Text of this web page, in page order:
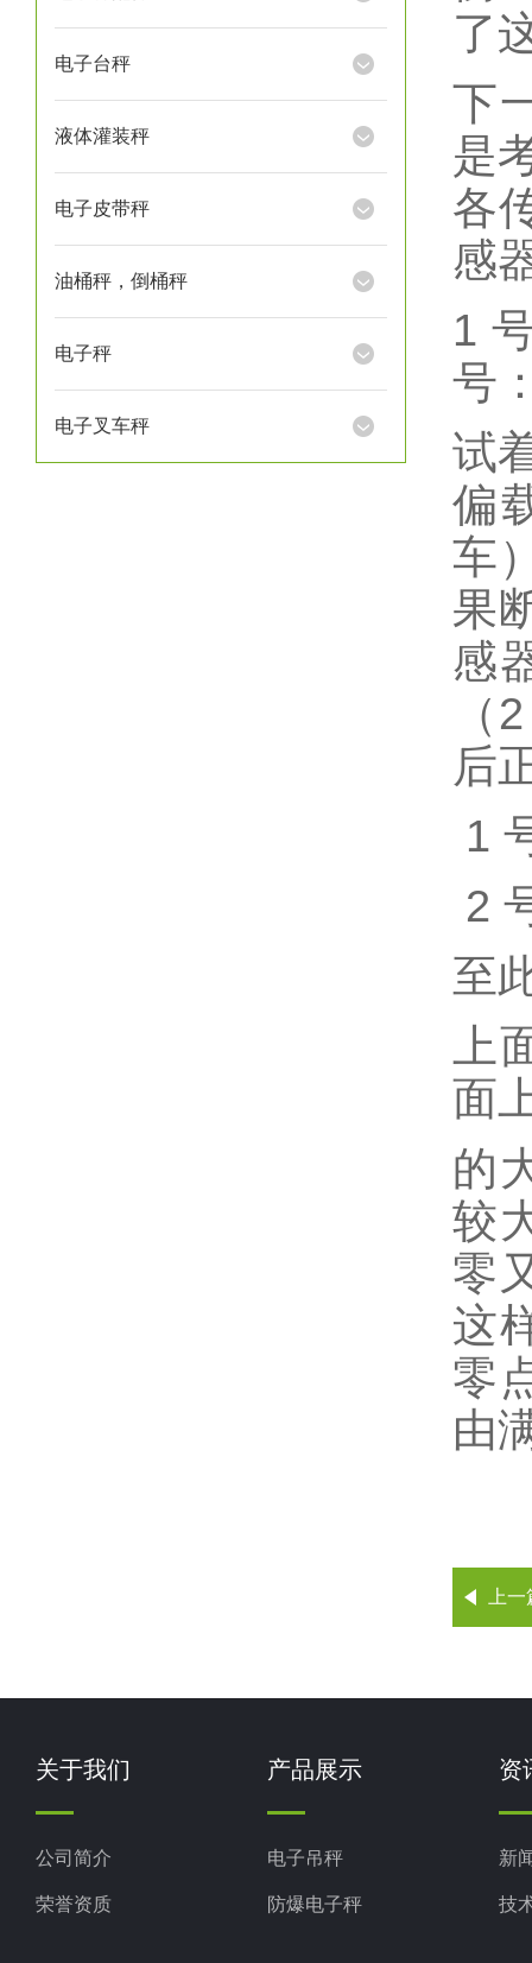
电子台秤
液体灌装秤
电子皮带秤
油桶秤，倒桶秤
电子秤
电子叉车秤
了
下
是
各
感
1
号
试
偏
车
果
感
（
后
1
2
至
面
的
较
零
这
零
由
上
关于我们
公司简介
荣誉资质
产品展示
电子吊秤
防爆电子秤
资
新
技